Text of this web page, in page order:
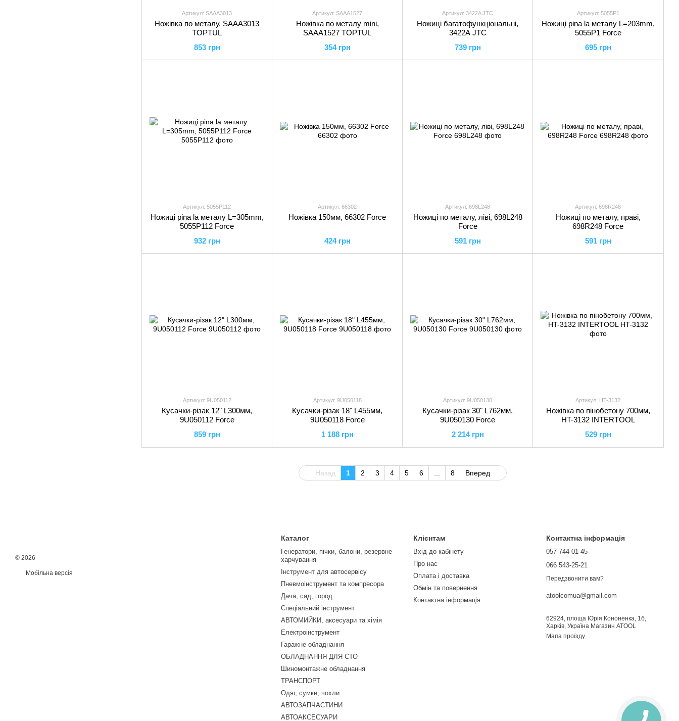
Артикул: SAAA3013
Ножівка по металу, SAAA3013
TOPTUL
853 грн
Артикул: SAAA1527
Ножівка по металу mini,
SAAA1527 TOPTUL
354 грн
Артикул: 3422A JTC
Ножиці багатофункціональні,
3422A JTC
739 грн
Артикул: 5055P1
Ножиці pina la металу L=203mm,
5055P1 Force
695 грн
Артикул: 5055P112
Ножиці pina la металу L=305mm,
5055P112 Force
932 грн
Артикул: 66302
Ножівка 150мм, 66302 Force
424 грн
Артикул: 698L248
Ножиці по металу, ліві, 698L248
Force
591 грн
Артикул: 698R248
Ножиці по металу, праві,
698R248 Force
591 грн
Артикул: 9U050112
Кусачки-різак 12" L300мм,
9U050112 Force
859 грн
Артикул: 9U050118
Кусачки-різак 18" L455мм,
9U050118 Force
1 188 грн
Артикул: 9U050130
Кусачки-різак 30" L762мм,
9U050130 Force
2 214 грн
Артикул: HT-3132
Ножівка по пінобетону 700мм,
HT-3132 INTERTOOL
529 грн
Назад 1 2 3 4 5 6 8 Вперед
© 2026
Мобільна версія
Каталог
Генератори, пічки, балони, резервне
харчування
Інструмент для автосервісу
Пневмоінструмент та компресора
Дача, сад, город
Спеціальний інструмент
АВТОМИЙКИ, аксесуари та хімія
Електроінструмент
Гаражне обладнання
ОБЛАДНАННЯ ДЛЯ СТО
Шиномонтажне обладнання
ТРАНСПОРТ
Одяг, сумки, чохли
АВТОЗАПЧАСТИНИ
АВТОАКСЕСУАРИ
Клієнтам
Вхід до кабінету
Про нас
Оплата і доставка
Обмін та повернення
Контактна інформація
Контактна інформація
057 744-01-45
066 543-25-21
Передзвонити вам?
atoolcomua@gmail.com
62924, площа Юрія Кононенка, 1б,
Харків, Україна Магазин ATOOL
Мапа проїзду